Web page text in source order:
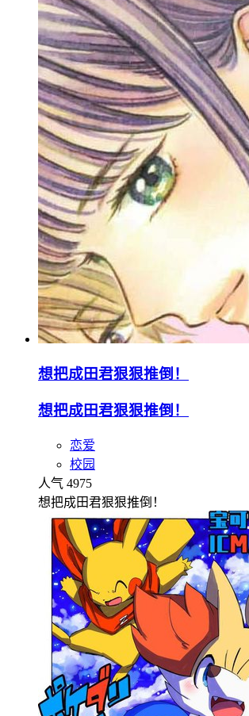
想把成田君狠狠推倒！
想把成田君狠狠推倒！
恋爱
校园
人气 4975
想把成田君狠狠推倒！